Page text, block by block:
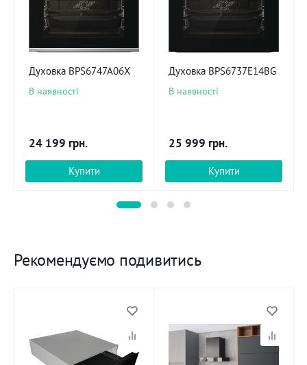
Духовка BPS6747A06X
В наявності
24 199 грн.
Купити
Духовка BPS6737E14BG
В наявності
25 999 грн.
Купити
Рекомендуємо подивитись